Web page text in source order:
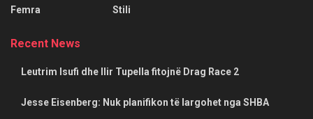
Femra
Stili
Recent News
Leutrim Isufi dhe Ilir Tupella fitojnë Drag Race 2
Jesse Eisenberg: Nuk planifikon të largohet nga SHBA